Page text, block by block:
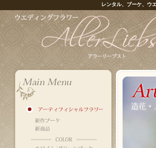
レンタル、ブーケ、ウ